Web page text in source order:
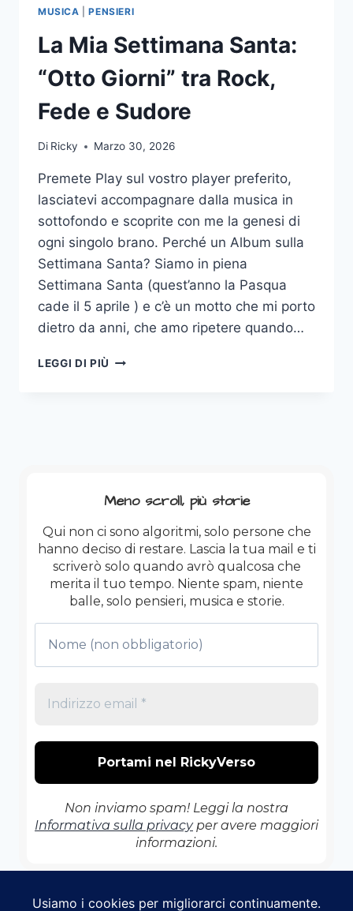
MUSICA |PENSIERI
La Mia Settimana Santa:
“Otto Giorni” tra Rock,
Fede e Sudore
Di Ricky Marzo 30, 2026
Premete Play sul vostro player preferito,
lasciatevi accompagnare dalla musica in
sottofondo e scoprite con me la genesi di
ogni singolo brano. Perché un Album sulla
Settimana Santa? Siamo in piena
Settimana Santa (quest’anno la Pasqua
cade il 5 aprile ) e c’è un motto che mi porto
dietro da anni, che amo ripetere quando…
LEGGI DI PIÙ LA
E
SUDORE
Meno scroll, più storie
Qui non ci sono algoritmi, solo persone che
hanno deciso di restare. Lascia la tua mail e ti
scriverò solo quando avrò qualcosa che
merita il tuo tempo. Niente spam, niente
balle, solo pensieri, musica e storie.
Non inviamo spam! Leggi la nostra
Informativa sulla privacyper avere maggiori
informazioni.